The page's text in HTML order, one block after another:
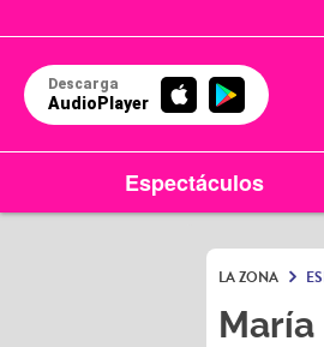
Descarga
AudioPlayer
Espectáculos
LA ZONA